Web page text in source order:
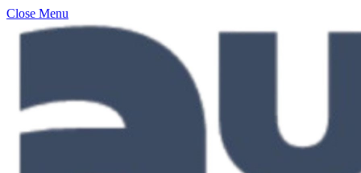
Close Menu